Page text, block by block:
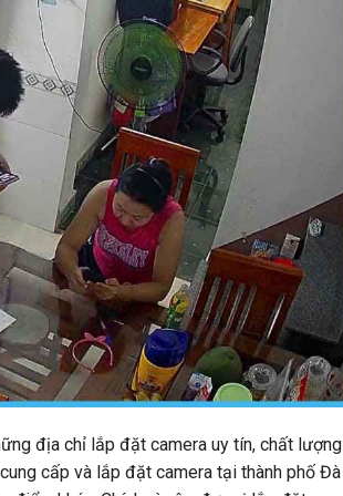
địa chỉ lắp đặt camera uy tín, chất lượng
cấp và lắp đặt camera tại thành phố Đà